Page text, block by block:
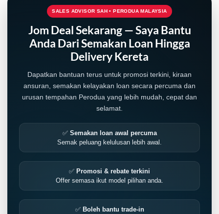
SALES ADVISOR SAH • PERODUA MALAYSIA
Jom Deal Sekarang — Saya Bantu
Anda Dari Semakan Loan Hingga
Delivery Kereta
Dapatkan bantuan terus untuk promosi terkini, kiraan
ansuran, semakan kelayakan loan secara percuma dan
urusan tempahan Perodua yang lebih mudah, cepat dan
selamat.
✅ Semakan loan awal percuma
Semak peluang kelulusan lebih awal.
✅ Promosi & rebate terkini
Offer semasa ikut model pilihan anda.
✅ Boleh bantu trade-in